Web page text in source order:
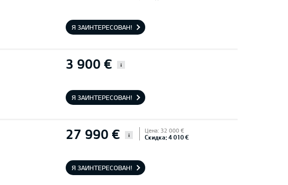
Я ЗАИНТЕРЕСОВАН!
3 900 € i
Я ЗАИНТЕРЕСОВАН!
27 990 € i
Цена: 32 000 €
Скидка: 4 010 €
Я ЗАИНТЕРЕСОВАН!